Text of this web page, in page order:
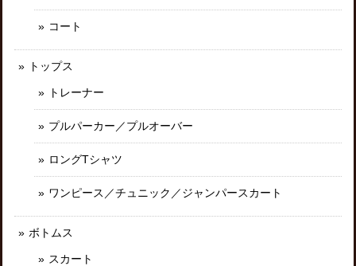
コート
トップス
トレーナー
プルパーカー／プルオーバー
ロングTシャツ
ワンピース／チュニック／ジャンパースカート
ボトムス
スカート